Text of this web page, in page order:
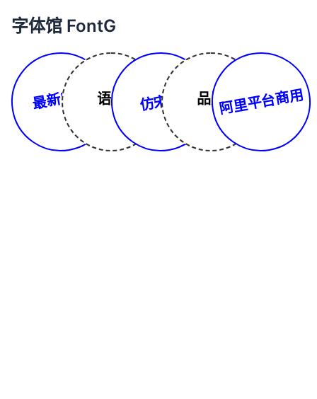
字体馆 FontG
最新字体 语言 仿宋体 品牌阿里平台商用